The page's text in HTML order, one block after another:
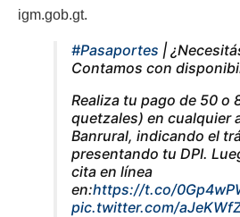
igm.gob.gt.
#Pasaportes |
Contamos con
Realiza tu pago de 50 o
quetzales) en cualquier
Banrural, indicando el
presentando tu DPI.
cita en línea
en:https://t.co/
pic.twitter.com/